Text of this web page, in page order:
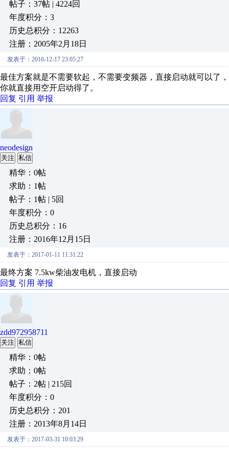
帖子：37帖 | 4224回
年度积分：3
历史总积分：12263
注册：2005年2月18日
发表于：2016-12-17 23:05:27
最佳方案就是不需要软起，不需要变频器，直接启动就可以了
你就直接用空开启动得了。
回复 引用 举报
neodesign
关注 私信
精华：0帖
求助：1帖
帖子：1帖 | 5回
年度积分：0
历史总积分：16
注册：2016年12月15日
发表于：2017-01-11 11:31:22
最终方案 7.5kw柴油发电机，直接启动
回复 引用 举报
zdd972958711
关注 私信
精华：0帖
求助：0帖
帖子：2帖 | 215回
年度积分：0
历史总积分：201
注册：2013年8月14日
发表于：2017-03-31 10:03:29